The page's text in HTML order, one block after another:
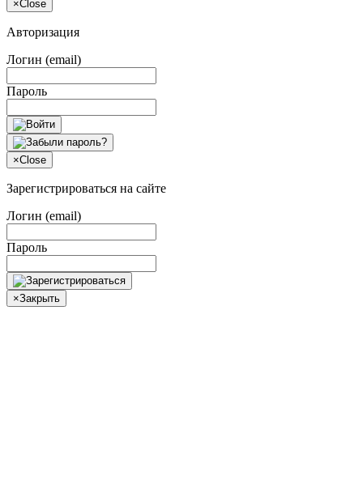
×Close
Авторизация
Логин (email)
Пароль
×Close
Зарегистрироваться на сайте
Логин (email)
Пароль
×Закрыть